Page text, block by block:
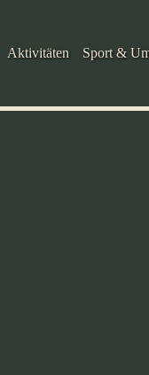
Aktivitäten Sport &